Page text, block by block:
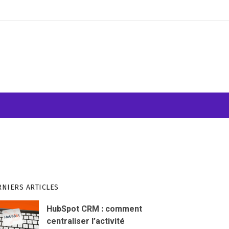
ARTICLES
HubSpot CRM : comment
centraliser l’activité